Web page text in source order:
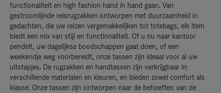
functionaliteit en high fashion hand in hand gaan. Van
gestroomlijnde reisrugzakken ontworpen met duurzaamheid in
gedachten, die uw reizen vergemakkelijken tot totebags, elk item
biedt een mix van stijl en functionaliteit. Of u nu naar kantoor
pendelt, uw dagelijkse boodschappen gaat doen, of een
weekendje weg voorbereidt, onze tassen zijn ideaal voor al uw
uitstapjes. De rugzakken en handtassen zijn verkrijgbaar in
verschillende materialen en kleuren, en bieden zowel comfort als
klasse. Onze tassen zijn ontworpen naar de behoeften van de